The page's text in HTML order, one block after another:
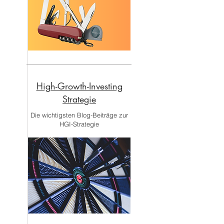
High-Growth-Investing
Strategie
Die wichtigsten Blog-Beiträge zur
HGI-Strategie